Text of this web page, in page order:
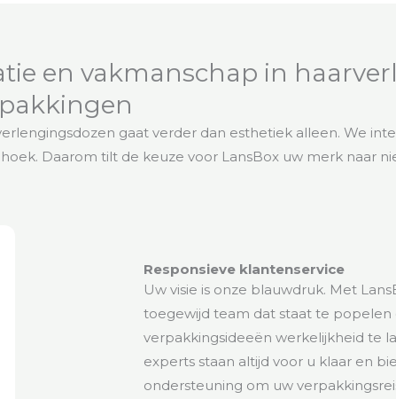
en vakmanschap in
gaat verder dan esthetiek alleen. We
Daarom tilt de keuze voor LansBox uw merk naar
Responsieve klantenservice
Uw visie is onze blauwdruk. Met
toegewijd team dat staat te popelen
verpakkingsideeën werkelijkheid te
experts staan altijd voor u klaar en
ondersteuning om uw